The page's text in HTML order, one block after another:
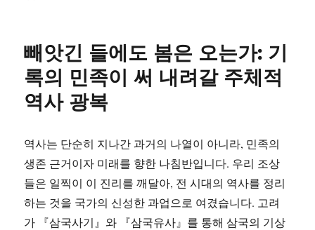
빼앗긴 들에도 봄은 오는가: 기
록의 민족이 써 내려갈 주체적
역사 광복
역사는 단순히 지나간 과거의 나열이 아니라, 민족의
생존 근거이자 미래를 향한 나침반입니다. 우리 조상
들은 일찍이 이 진리를 깨달아, 전 시대의 역사를 정리
하는 것을 국가의 신성한 과업으로 여겼습니다. 고려
가 『삼국사기』와 『삼국유사』를 통해 삼국의 기상